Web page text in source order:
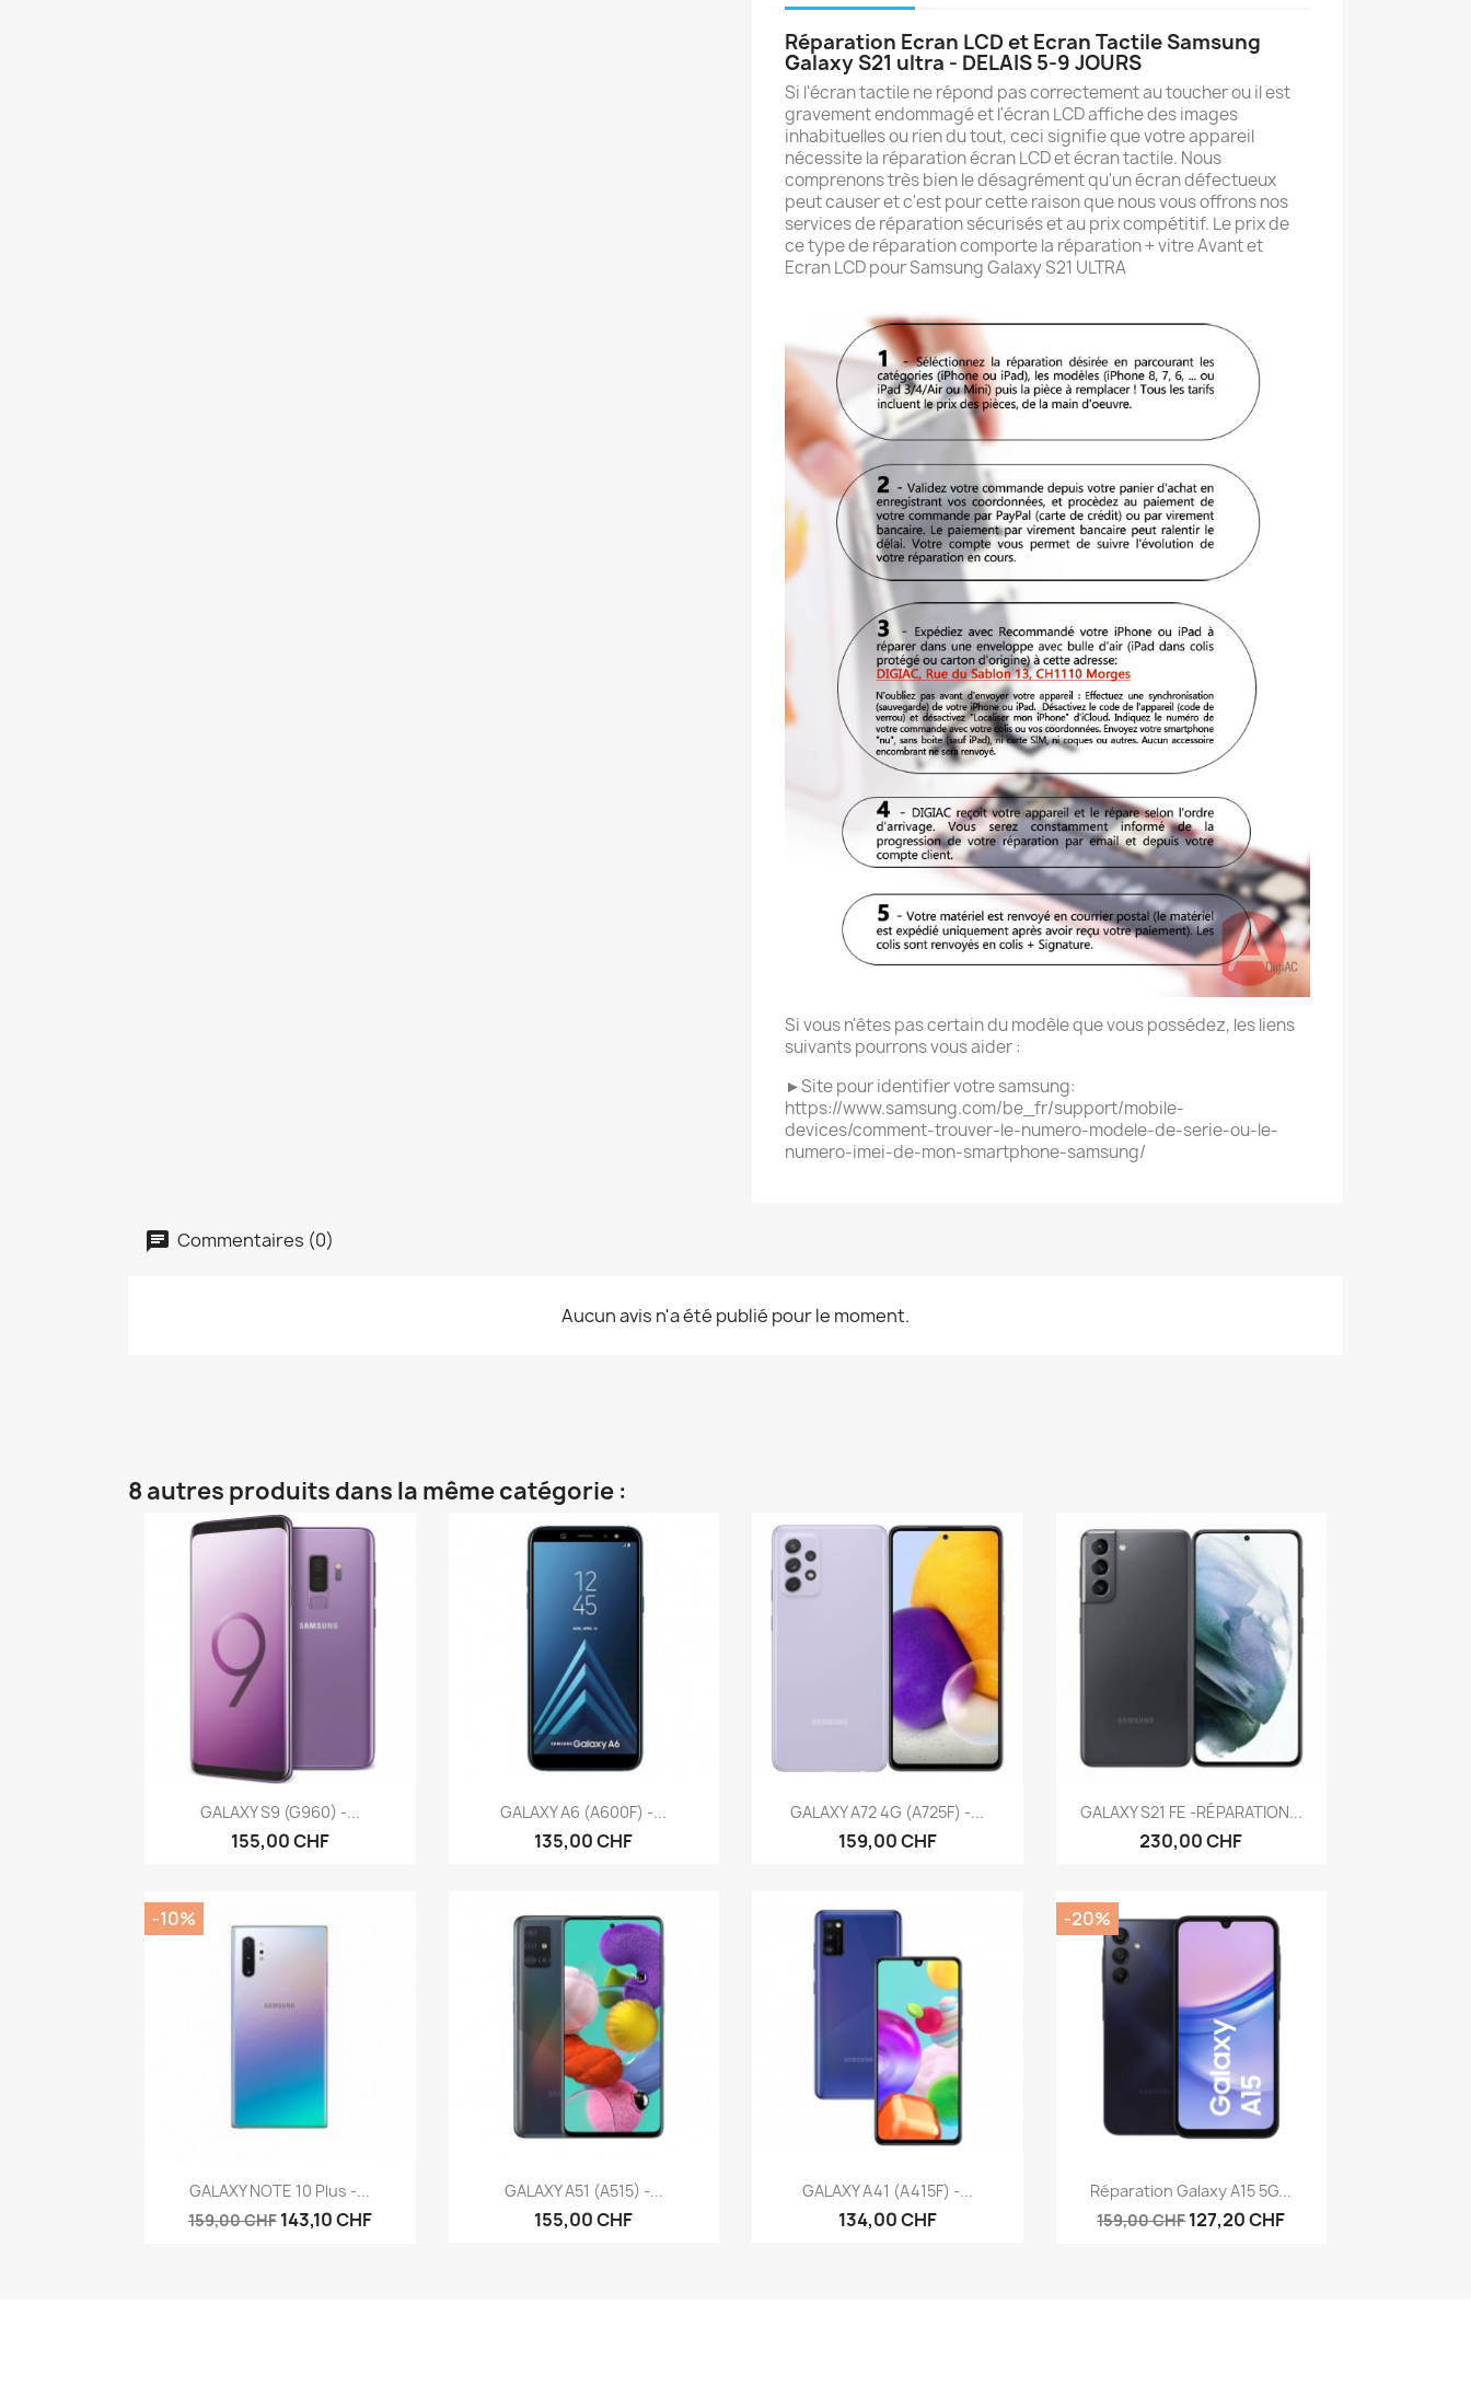
Réparation Ecran LCD et Ecran Tactile Samsung
Galaxy S21 ultra - DELAIS 5-9 JOURS
Si l'écran tactile ne répond pas correctement au toucher ou il est
gravement endommagé et l'écran LCD affiche des images
inhabituelles ou rien du tout, ceci signifie que votre appareil
nécessite la réparation écran LCD et écran tactile. Nous
comprenons très bien le désagrément qu'un écran défectueux
peut causer et c'est pour cette raison que nous vous offrons nos
services de réparation sécurisés et au prix compétitif. Le prix de
ce type de réparation comporte la réparation + vitre Avant et
Ecran LCD pour Samsung Galaxy S21 ULTRA
Si vous n'êtes pas certain du modèle que vous possédez, les liens
suivants pourrons vous aider :
►Site pour identifier votre samsung:
https://www.samsung.com/be_fr/support/mobile-
devices/comment-trouver-le-numero-modele-de-serie-ou-le-
numero-imei-de-mon-smartphone-samsung/
Commentaires (0)
Aucun avis n'a été publié pour le moment.
8 autres produits dans la même catégorie :
Aperçu rapide
GALAXY S9 (G960) -...
155,00 CHF
Aperçu rapide
GALAXY A6 (A600F) -...
135,00 CHF
Aperçu rapide
GALAXY A72 4G (A725F) -...
159,00 CHF
Aperçu rapide
GALAXY S21 FE -RÉPARATION...
230,00 CHF
Aperçu rapide
GALAXY NOTE 10 Plus -...
159,00 CHF 143,10 CHF
-10%
 Aperçu rapide
GALAXY A51 (A515) -...
155,00 CHF
Aperçu rapide
GALAXY A41 (A415F) -...
134,00 CHF
Aperçu rapide
Réparation Galaxy A15 5G...
159,00 CHF127,20 CHF
-20%